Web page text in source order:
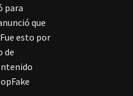
para
que
esto por
de